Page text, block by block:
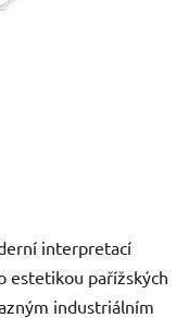
interpretací
estetikou pařížských
industriálním